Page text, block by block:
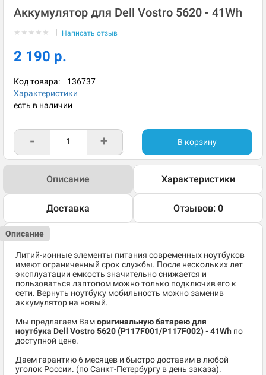
Аккумулятор для Dell Vostro 5620 - 41Wh
★ ★ ★ ★ ★ | Написать отзыв
2 190 р.
Код товара: 136737
Характеристики
есть в наличии
- + В корзину
Описание Характеристики
Доставка Отзывов: 0
Описание
Литий-ионные элементы питания современных ноутбуков
имеют ограниченный срок службы. После нескольких лет
эксплуатации емкость значительно снижается и
пользоваться лэптопом можно только подключив его к
сети. Вернуть ноутбуку мобильность можно заменив
аккумулятор на новый.
Мы предлагаем Ваморигинальную батарею для
ноутбука Dell Vostro 5620 (P117F001/P117F002) - 41Wh по
доступной цене.
Даем гарантию 6 месяцев и быстро доставим в любой
уголок России. (по Санкт-Петербургу в день заказа).